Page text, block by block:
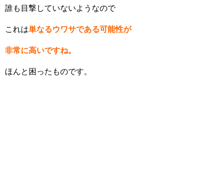
誰も目撃していないようなので
これは単なるウワサである可能性が
非常に高いですね。
ほんと困ったものです。